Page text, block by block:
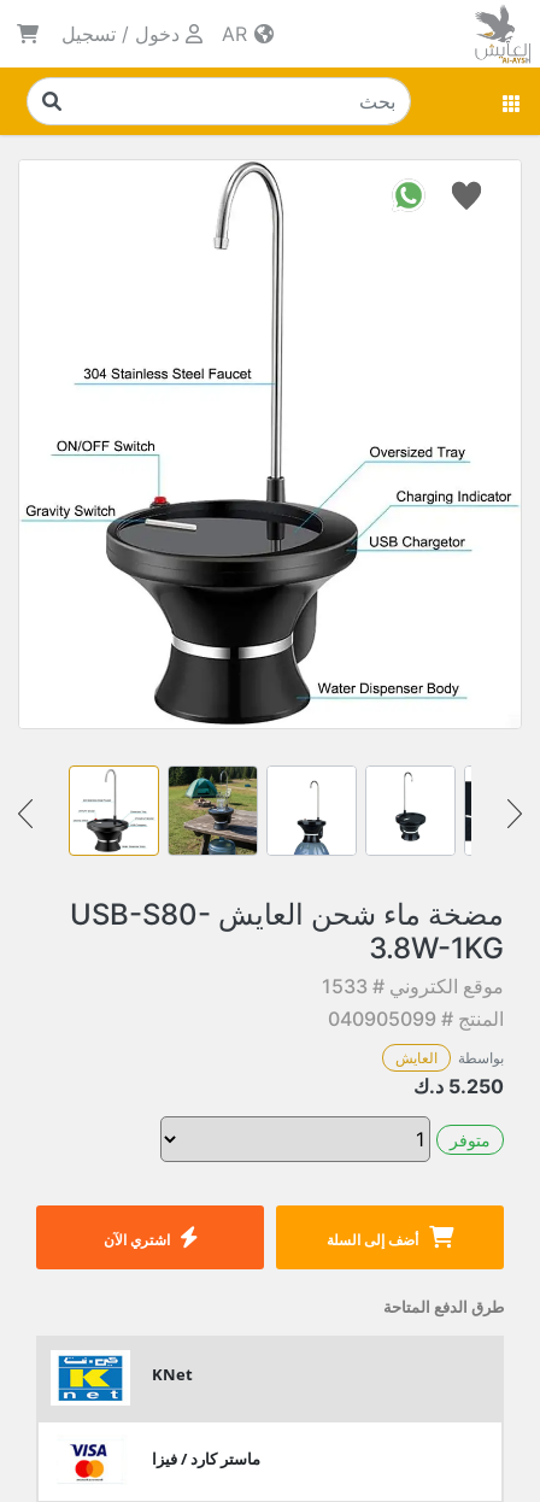
دخول / تسجيل
مضخة ماء شحن العايش USB-S80-
3.8W-1KG
موقع الكتروني # 1533
المنتج # 040905099
بواسطة العايش
5.250 د.ك
متوفر
أضف إلى السلة اشتري الآن
طرق الدفع المتاحة
KNet
ماستر كارد / فيزا